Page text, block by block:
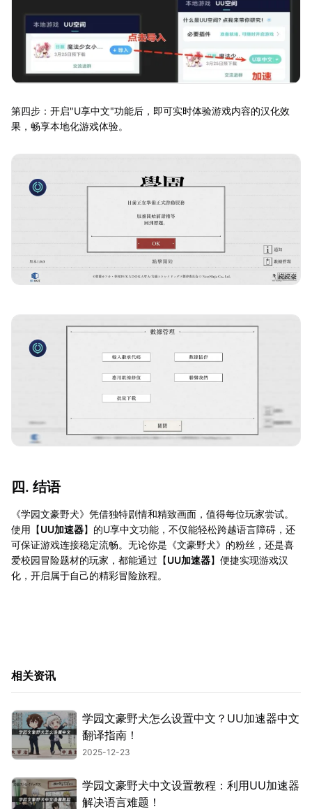
第四步：开启"U享中文"功能后，即可实时体验游戏内容的汉化效
果，畅享本地化游戏体验。
四. 结语
《学园文豪野犬》凭借独特剧情和精致画面，值得每位玩家尝试。
使用【UU加速器】的U享中文功能，不仅能轻松跨越语言障碍，还
可保证游戏连接稳定流畅。无论你是《文豪野犬》的粉丝，还是喜
爱校园冒险题材的玩家，都能通过【UU加速器】便捷实现游戏汉
化，开启属于自己的精彩冒险旅程。
相关资讯
学园文豪野犬怎么设置中文？UU加速器中文
翻译指南！
2025-12-23
学园文豪野犬中文设置教程：利用UU加速器
解决语言难题！